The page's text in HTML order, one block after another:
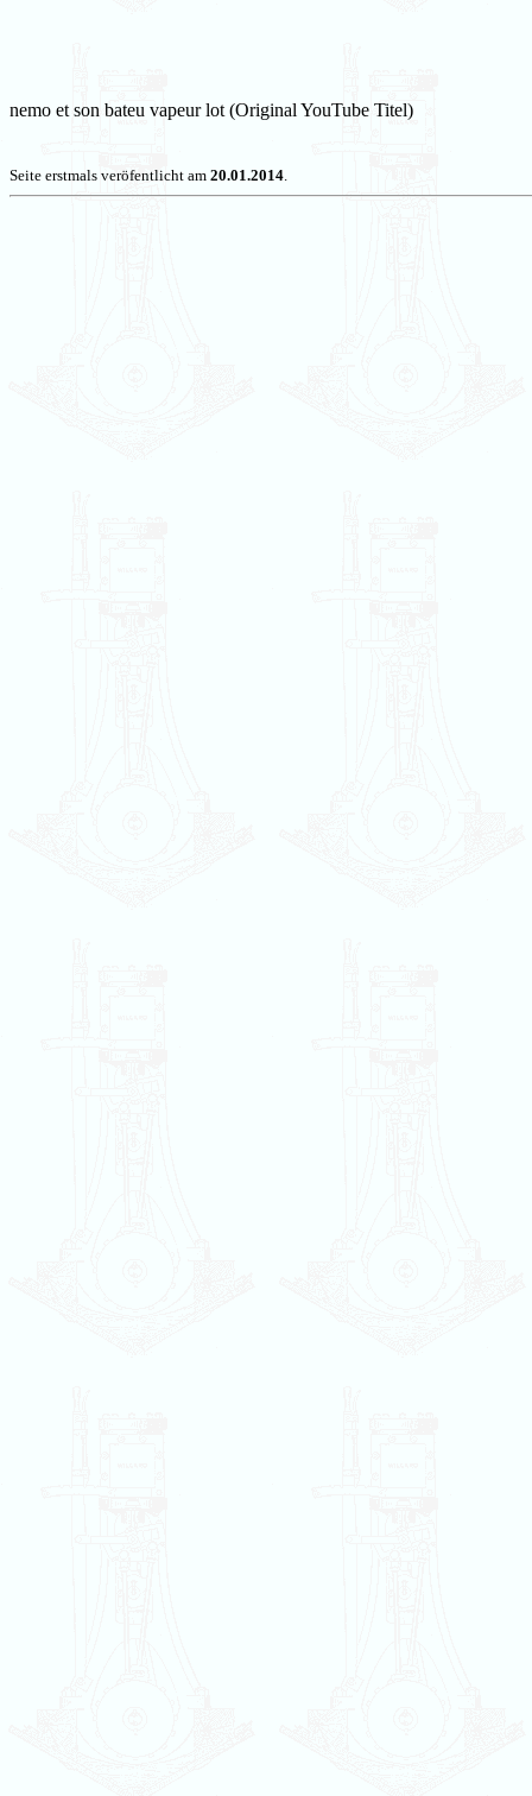
nemo et son bateu vapeur lot (Original YouTube Titel)
Seite erstmals veröfentlicht am 20.01.2014.